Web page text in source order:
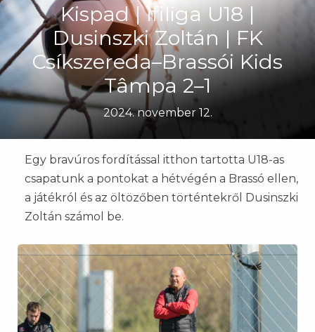
Kispad | Ifiliga U18 |
Dusinszki Zoltán | FK
Csíkszereda–Brassói Kids
Tâmpa 2–1
2024. november 12.
Egy bravúros fordítással itthon tartotta U18-as
csapatunk a pontokat a hétvégén a Brassó ellen,
a játékról és az öltözőben történtekről Dusinszki
Zoltán számol be.